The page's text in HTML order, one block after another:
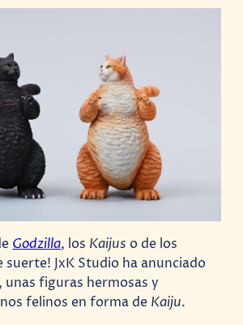
Godzilla, los Kaijus o de los
suerte! JxK Studio ha anunciado
, unas figuras hermosas y
felinos en forma de Kaiju.